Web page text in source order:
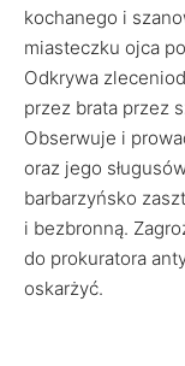
kochanego i
miasteczku ojca
Odkrywa
przez brata przez
Obserwuje i
oraz jego
barbarzyńsko
i bezbronną.
do prokuratora
oskarżyć.